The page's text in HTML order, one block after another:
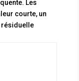
Les
courte, un
résiduelle